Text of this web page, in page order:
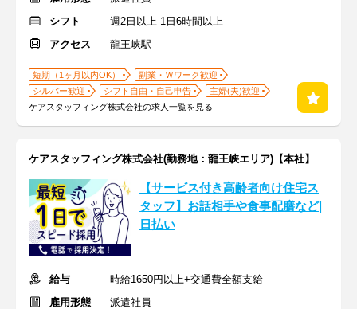
シフト
週2日以上 1日6時間以上
アクセス
龍王峡駅
短期（1ヶ月以内OK）
副業・Ｗワーク歓迎
シルバー歓迎
シフト自由・自己申告
主婦(夫)歓迎
ケアスタッフィング株式会社の求人一覧を見る
ケアスタッフィング株式会社(勤務地：龍王峡エリア)【本社】
【サービス付き高齢者向け住宅ス
タッフ】お話相手や食事配膳など|
日払い
給与
時給1650円以上+交通費全額支給
雇用形態
派遣社員